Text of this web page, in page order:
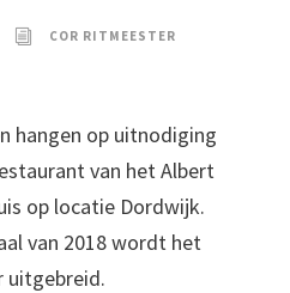
COR RITMEESTER
hangen op uitnodiging
van het Albert
op locatie Dordwijk.
van 2018 wordt het
uitgebreid.